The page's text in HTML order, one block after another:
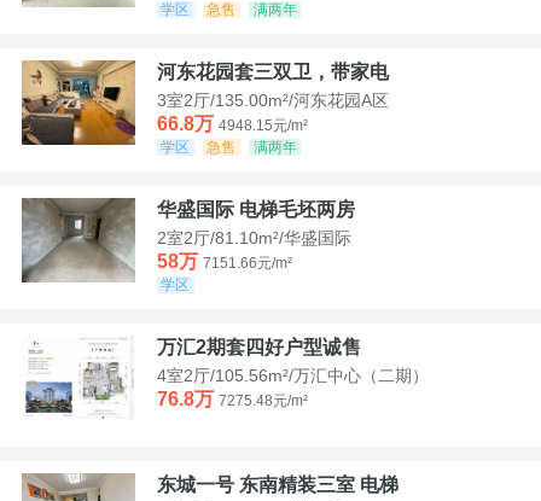
学区
急售 满两年
河东花园套三双卫，带家电
3室2厅/135.00m²/河东花园A区
66.8万 4948.15元/m²
学区
急售 满两年
华盛国际 电梯毛坯两房
2室2厅/81.10m²/华盛国际
58万 7151.66元/m²
学区
万汇2期套四好户型诚售
4室2厅/105.56m²/万汇中心（二期）
76.8万 7275.48元/m²
东城一号 东南精装三室 电梯